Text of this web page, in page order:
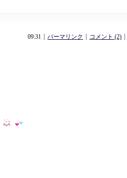
09:31 パーマリンク コメント (2)